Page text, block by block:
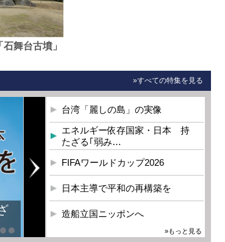
舞台古墳」
»すべての特集を見る
台湾「麗しの島」の実像
エネルギー依存国家・日本 持
たざる｢弱み…
FIFAワールドカップ2026
日本主導で平和の再構築を
造船立国ニッポンへ
»もっと見る